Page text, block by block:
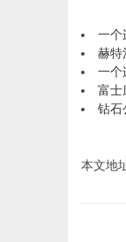
一个
赫特
一个
富士
钻石
本文地